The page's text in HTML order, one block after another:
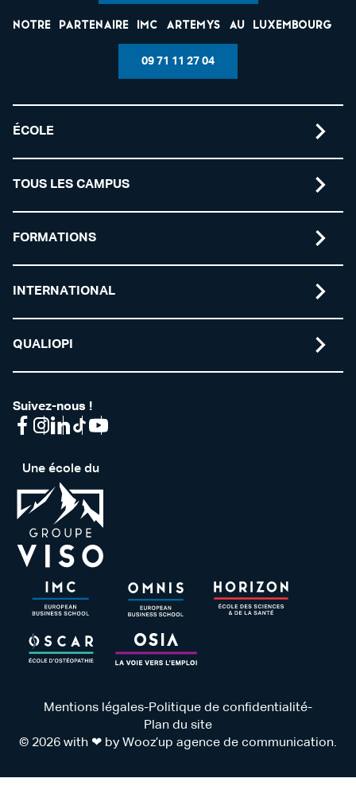
Notre partenaire IMC Artemys au Luxembourg
09 71 11 27 04
ÉCOLE
TOUS LES CAMPUS
FORMATIONS
INTERNATIONAL
QUALIOPI
Suivez-nous !
Une école du
Mentions légales-Politique de confidentialité-
Plan du site
© 2026 with ❤ by Wooz’up agence de communication.